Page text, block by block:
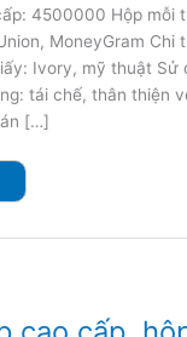
4500000 Hộp mỗi
MoneyGram Chi
Ivory, mỹ thuật Sử
tái chế, thân thiện
[…]